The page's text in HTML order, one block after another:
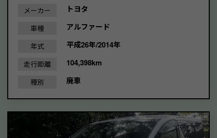
メーカー トヨタ
車種 アルファード
年式 平成26年/2014年
走行距離 104,398km
種別 廃車